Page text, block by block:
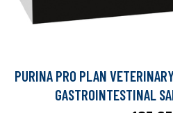
PURINA PRO PLAN
GASTROINTESTINAL